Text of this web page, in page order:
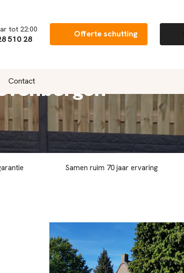
tot 22:00
510 28 Offerte schutting
Contact
Samen ruim 70 jaar ervaring